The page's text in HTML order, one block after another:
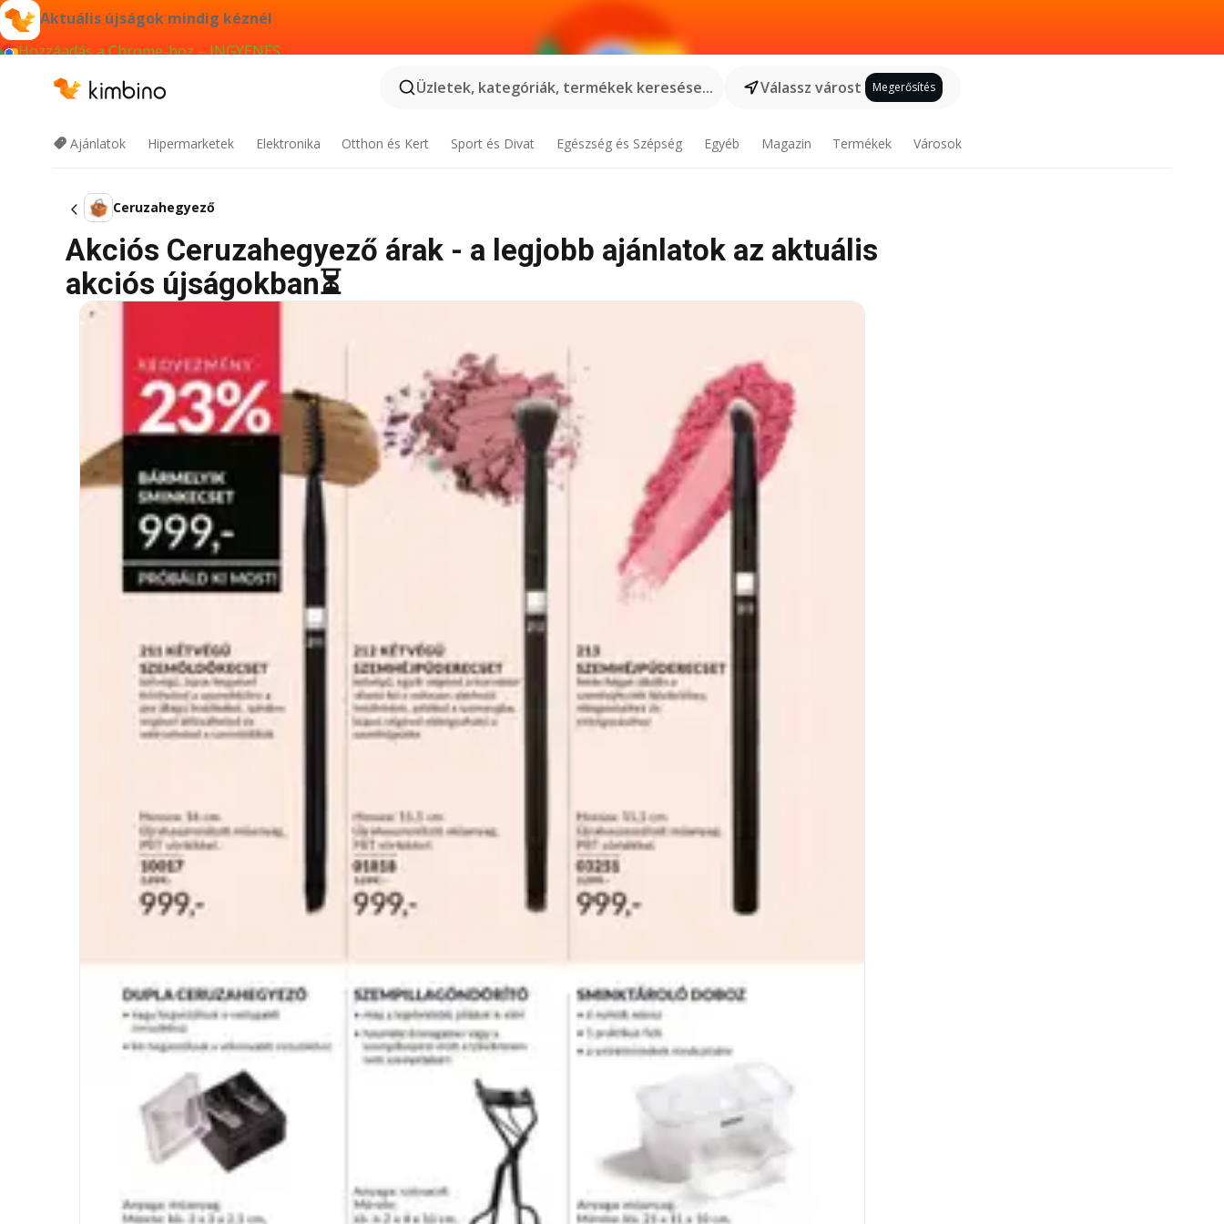
Aktuális újságok mindig kéznél
Hozzáadás a Chrome-hoz – INGYENES
Üzletek, kategóriák, termékek keresése...
Válassz várost Megerősítés
Ajánlatok Hipermarketek Elektronika Otthon és Kert Sport és Divat Egészség és Szépség Egyéb Magazin Termékek Városok
Ceruzahegyező
Akciós Ceruzahegyező árak - a legjobb ajánlatok az aktuális
akciós újságokban⏳